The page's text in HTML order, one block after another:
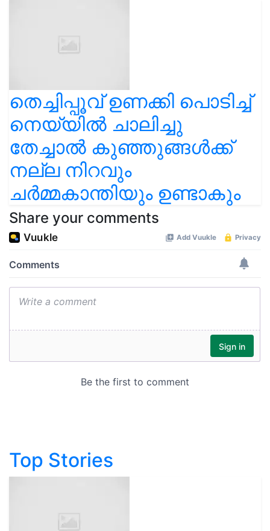
തെച്ചിപ്പൂവ് ഉണക്കി പൊടിച്ച്
നെയ്യിൽ ചാലിച്ചു
തേച്ചാൽ കുഞ്ഞുങ്ങൾക്ക്
നല്ല നിറവും
ചർമ്മകാന്തിയും ഉണ്ടാകും
Share your comments
Top Stories